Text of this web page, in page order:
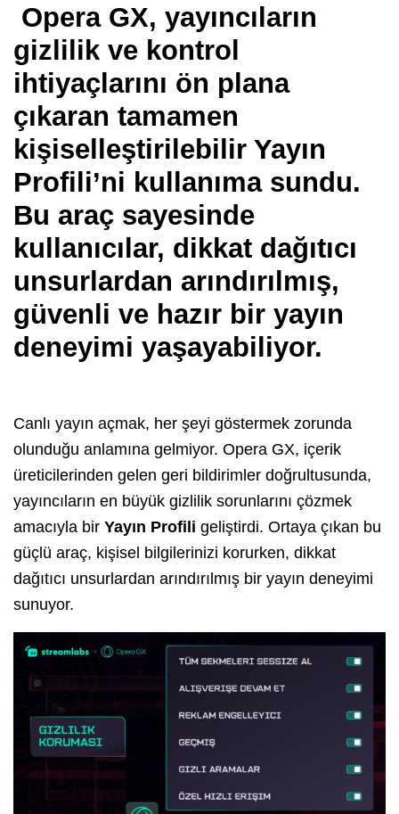
Opera GX, yayıncıların
gizlilik ve kontrol
ihtiyaçlarını ön plana
çıkaran tamamen
kişiselleştirilebilir Yayın
Profili’ni kullanıma sundu.
Bu araç sayesinde
kullanıcılar, dikkat dağıtıcı
unsurlardan arındırılmış,
güvenli ve hazır bir yayın
deneyimi yaşayabiliyor.
Canlı yayın açmak, her şeyi göstermek zorunda
olunduğu anlamına gelmiyor. Opera GX, içerik
üreticilerinden gelen geri bildirimler doğrultusunda,
yayıncıların en büyük gizlilik sorunlarını çözmek
amacıyla bir Yayın Profili geliştirdi. Ortaya çıkan bu
güçlü araç, kişisel bilgilerinizi korurken, dikkat
dağıtıcı unsurlardan arındırılmış bir yayın deneyimi
sunuyor.